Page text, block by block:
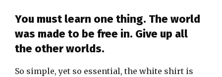
You must learn one thing. The world
was made to be free in. Give up all
the other worlds.
So simple, yet so essential, the white shirt is